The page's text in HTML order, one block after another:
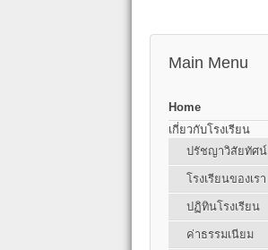
Main Menu
Home
เกี่ยวกับโรงเรียน
ปรัชญาวิสัยทัศน์
โรงเรียนของเรา
ปฏิทินโรงเรียน
ค่าธรรมเนียม